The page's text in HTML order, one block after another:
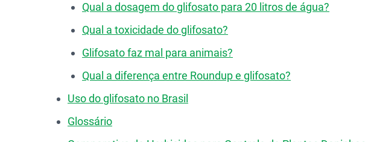
Qual a dosagem do glifosato para 20 litros de água?
Qual a toxicidade do glifosato?
Glifosato faz mal para animais?
Qual a diferença entre Roundup e glifosato?
Uso do glifosato no Brasil
Glossário